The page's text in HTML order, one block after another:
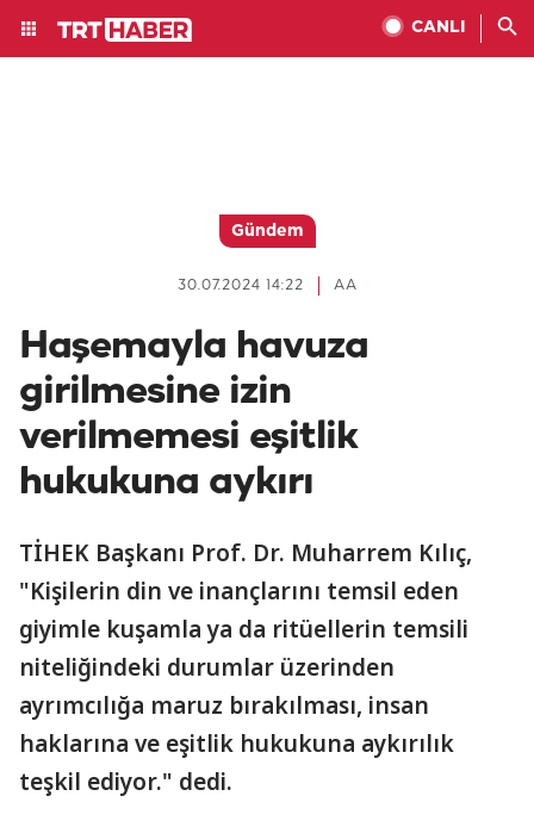
CANLI
Gündem
AA
30.07.2024 14:22
Haşemayla havuza
girilmesine izin
verilmemesi eşitlik
hukukuna aykırı
TİHEK Başkanı Prof. Dr. Muharrem Kılıç,
"Kişilerin din ve inançlarını temsil eden
giyimle kuşamla ya da ritüellerin temsili
niteliğindeki durumlar üzerinden
ayrımcılığa maruz bırakılması, insan
haklarına ve eşitlik hukukuna aykırılık
teşkil ediyor." dedi.